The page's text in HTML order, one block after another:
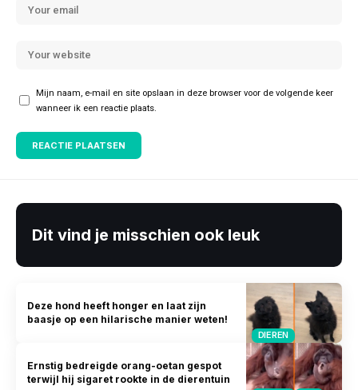
Mijn naam, e-mail en site opslaan in deze browser voor de volgende keer
wanneer ik een reactie plaats.
Dit vind je misschien ook leuk
DIEREN
Deze hond heeft honger en laat zijn
baasje op een hilarische manier weten!
Ernstig bedreigde orang-oetan gespot
terwijl hij sigaret rookte in de dierentuin